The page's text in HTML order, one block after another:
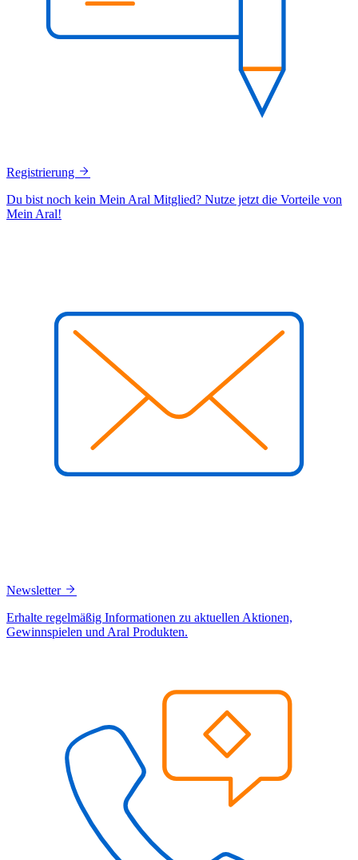
Registrierung
Du bist noch kein Mein Aral Mitglied? Nutze jetzt die Vorteile von
Mein Aral!
Newsletter
Erhalte regelmäßig Informationen zu aktuellen Aktionen,
Gewinnspielen und Aral Produkten.